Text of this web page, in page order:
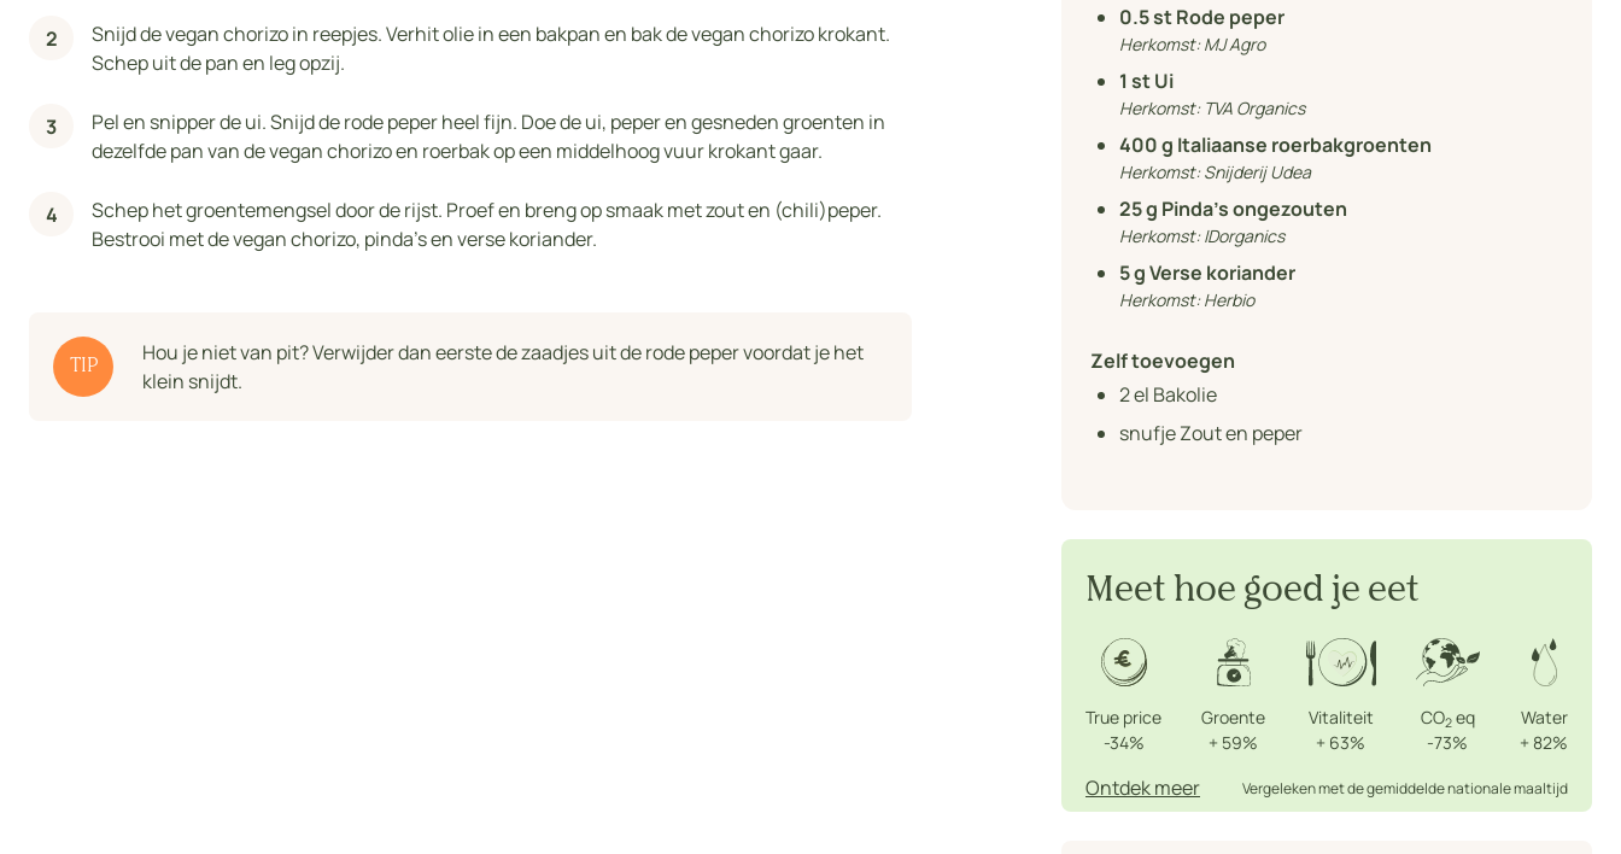
Snijd de vegan chorizo in reepjes. Verhit olie in een bakpan en bak de vegan chorizo krokant.
Schep uit de pan en leg opzij.
Pel en snipper de ui. Snijd de rode peper heel fijn. Doe de ui, peper en gesneden groenten in
dezelfde pan van de vegan chorizo en roerbak op een middelhoog vuur krokant gaar.
Schep het groentemengsel door de rijst. Proef en breng op smaak met zout en (chili)peper.
Bestrooi met de vegan chorizo, pinda's en verse koriander.
TIP
Hou je niet van pit? Verwijder dan eerste de zaadjes uit de rode peper voordat je het
klein snijdt.
0.5st Rode peper
Herkomst:MJ Agro
1 st Ui
Herkomst: TVA Organics
400g Italiaanse roerbakgroenten
Herkomst:Snijderij Udea
25g Pinda's ongezouten
Herkomst:IDorganics
5g Verse koriander
Herkomst:Herbio
Zelf toevoegen
2el Bakolie
snufje Zout en peper
Meet hoe goed je eet
True price
-34%
Groente
+ 59%
Vitaliteit
+ 63%
CO2eq
-73%
Water
+ 82%
Ontdek meer Vergeleken met de gemiddelde nationale maaltijd